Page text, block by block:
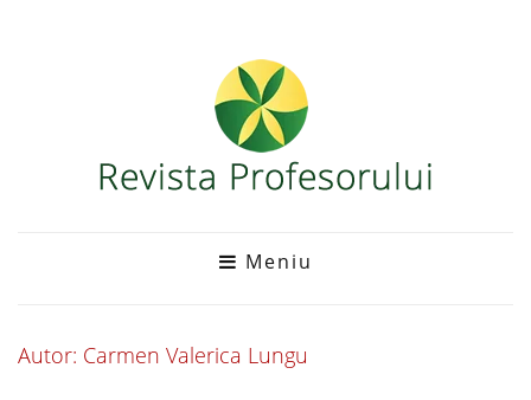
Meniu
Autor: Carmen Valerica Lungu